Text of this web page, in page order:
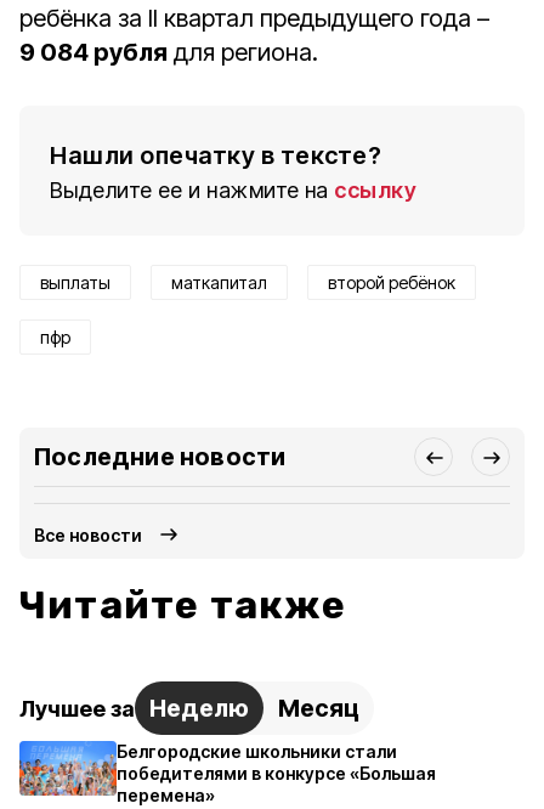
ребёнка за II квартал предыдущего года –
9 084 рубля для региона.
Нашли опечатку в тексте?
Выделите ее и нажмите на ссылку
выплаты маткапитал второй ребёнок
пфр
Последние новости
Все новости
Читайте также
Лучшее за Неделю Месяц
Белгородские школьники стали
победителями в конкурсе «Большая
перемена»